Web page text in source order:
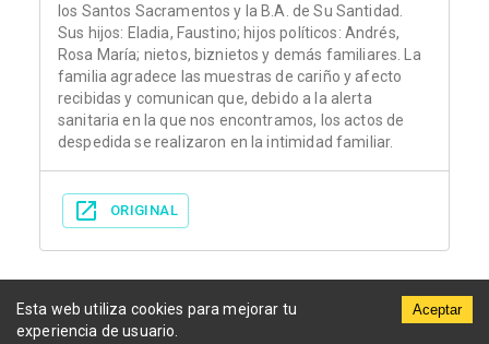
Municipios
los Santos Sacramentos y la B.A. de Su Santidad.
Sus hijos: Eladia, Faustino; hijos políticos: Andrés,
Rosa María; nietos, biznietos y demás familiares. La
familia agradece las muestras de cariño y afecto
recibidas y comunican que, debido a la alerta
sanitaria en la que nos encontramos, los actos de
despedida se realizaron en la intimidad familiar.
ORIGINAL
Esta web utiliza cookies para mejorar tu
experiencia de usuario.
Aceptar